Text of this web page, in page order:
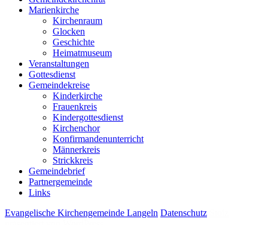
Marienkirche
Kirchenraum
Glocken
Geschichte
Heimatmuseum
Veranstaltungen
Gottesdienst
Gemeindekreise
Kinderkirche
Frauenkreis
Kindergottesdienst
Kirchenchor
Konfirmandenunterricht
Männerkreis
Strickkreis
Gemeindebrief
Partnergemeinde
Links
Evangelische Kirchengemeinde Langeln Datenschutz